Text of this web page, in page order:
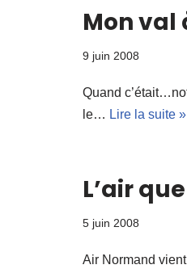
Mon val
9 juin 2008
Quand
le… Lire la suite »
L’air
5 juin 2008
Air Normand